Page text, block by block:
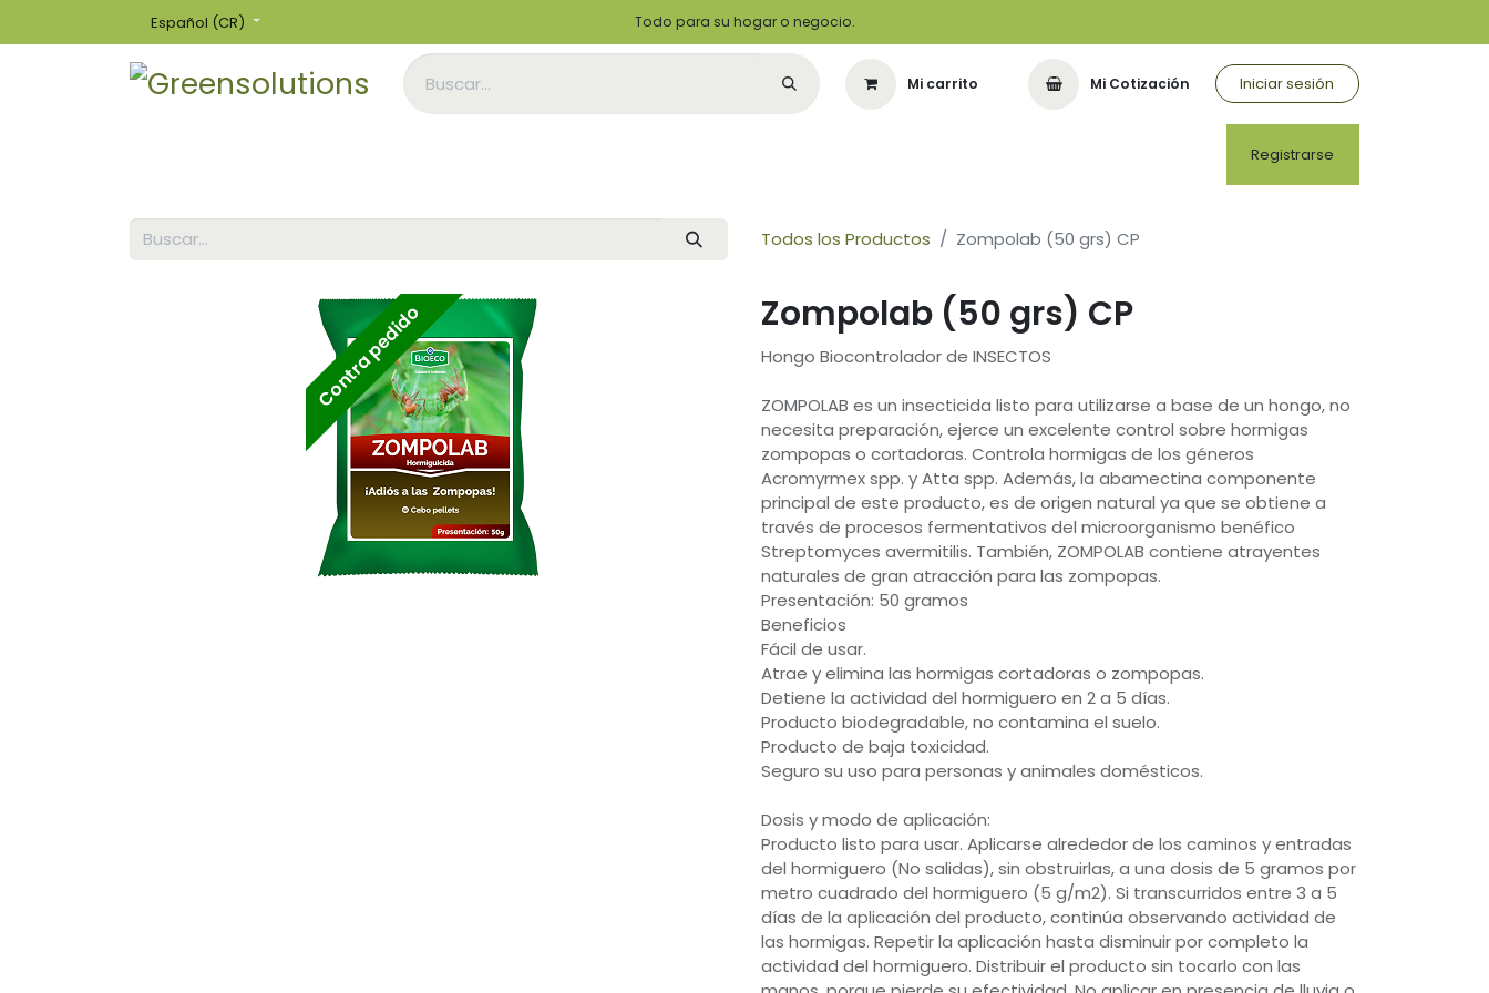
Español (CR) Todo para su hogar o negocio.
Mi carrito Mi Cotización Iniciar sesión
Registrarse
Todos los Productos Zompolab (50 grs) CP
Contra pedido Zompolab (50 grs) CP
Hongo Biocontrolador de INSECTOS
ZOMPOLAB es un insecticida listo para utilizarse a base de un hongo, no
necesita preparación, ejerce un excelente control sobre hormigas
zompopas o cortadoras. Controla hormigas de los géneros
Acromyrmex spp. y Atta spp. Además, la abamectina componente
principal de este producto, es de origen natural ya que se obtiene a
través de procesos fermentativos del microorganismo benéfico
Streptomyces avermitilis. También, ZOMPOLAB contiene atrayentes
naturales de gran atracción para las zompopas.
Presentación: 50 gramos
Beneficios
Fácil de usar.
Atrae y elimina las hormigas cortadoras o zompopas.
Detiene la actividad del hormiguero en 2 a 5 días.
Producto biodegradable, no contamina el suelo.
Producto de baja toxicidad.
Seguro su uso para personas y animales domésticos.
Dosis y modo de aplicación:
Producto listo para usar. Aplicarse alrededor de los caminos y entradas
del hormiguero (No salidas), sin obstruirlas, a una dosis de 5 gramos por
metro cuadrado del hormiguero (5 g/m2). Si transcurridos entre 3 a 5
días de la aplicación del producto, continúa observando actividad de
las hormigas. Repetir la aplicación hasta disminuir por completo la
actividad del hormiguero. Distribuir el producto sin tocarlo con las